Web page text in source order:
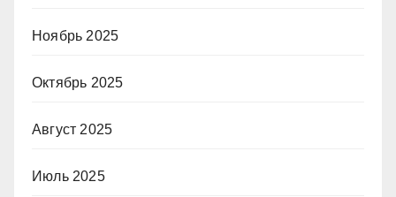
Ноябрь 2025
Октябрь 2025
Август 2025
Июль 2025